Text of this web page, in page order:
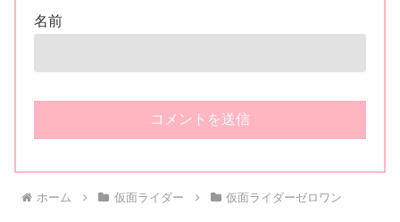
名前
ホーム 仮面ライダー 仮面ライダーゼロワン